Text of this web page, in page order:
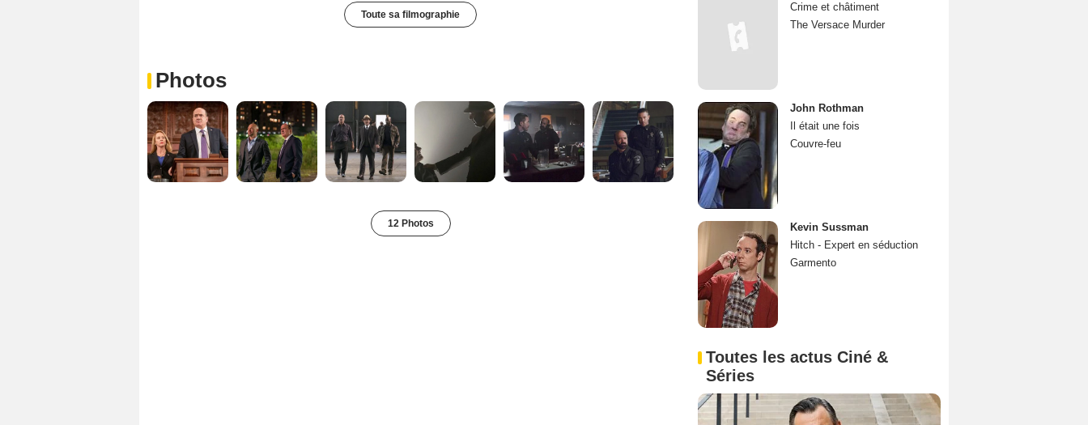
Toute sa filmographie
Photos
12 Photos
Crime et châtiment
The Versace Murder
John Rothman
Il était une fois
Couvre-feu
Kevin Sussman
Hitch - Expert en séduction
Garmento
Toutes les actus Ciné &
Séries